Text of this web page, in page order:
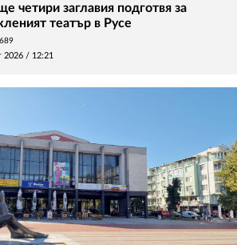
четири заглавия подготвя за
театър в Русе
2026 / 12:21